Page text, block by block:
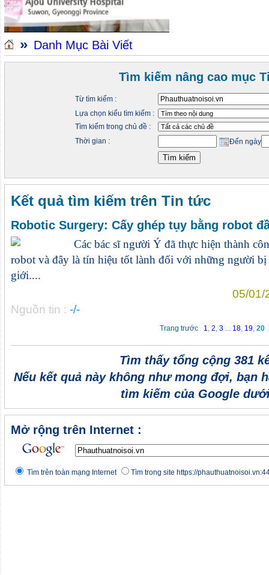
» Danh Mục Bài Viết
Tìm kiếm nâng cao mục
Từ tìm kiếm :
Lựa chọn kiểu tìm kiếm :
Tìm kiếm trong chủ đề :
Thời gian :
Đến ngày
Kết quả tìm kiếm trên Tin tức
Robotic Surgery: Cấy ghép tụy bằng robot
Các bác sĩ người Ý đã thực hiện thành
robot và đây là tín hiệu tốt lành đối với những người bị
giới....
05/01/
Nguồn tin : -/-
Trang trước 1, 2, 3 ... 18, 19, 20
Tìm thấy tổng cộng 381
Nếu kết quả này không như mong đợi, bạn
tìm kiếm của Google
Mở rộng trên Internet :
Tìm trên toàn mạng Internet Tìm trong site https://